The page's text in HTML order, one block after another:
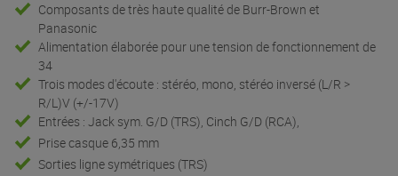
Composants de très haute qualité de Burr-Brown et
Panasonic
Alimentation élaborée pour une tension de fonctionnement de
34
Trois modes d'écoute : stéréo, mono, stéréo inversé (L/R >
R/L)V (+/-17V)
Entrées : Jack sym. G/D (TRS), Cinch G/D (RCA),
Prise casque 6,35 mm
Sorties ligne symétriques (TRS)